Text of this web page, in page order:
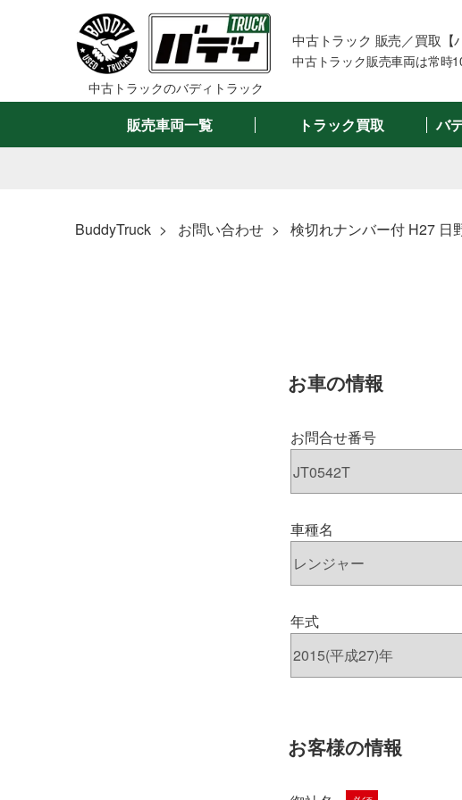
中古トラックのバディトラック
中古トラック 販売／買取【
中古トラック販売車両は常時
販売車両一覧 トラック買取 バ
BuddyTruck お問い合わせ 検切れナンバー付 H27 日
お車の情報
お問合せ番号
車種名
年式
お客様の情報